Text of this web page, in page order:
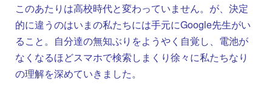
このあたりは高校時代と変わっていません。が、決定
的に違うのはいまの私たちには手元にGoogle先生がい
ること。自分達の無知ぶりをようやく自覚し、電池が
なくなるほどスマホで検索しまくり徐々に私たちなり
の理解を深めていきました。